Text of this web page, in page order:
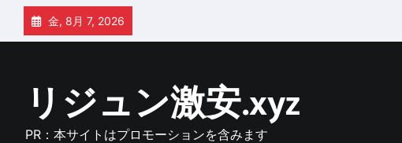
Skip
content
金, 8月 7, 2026
リジュン激安.xyz
PR：本サイトはプロモーションを含みます